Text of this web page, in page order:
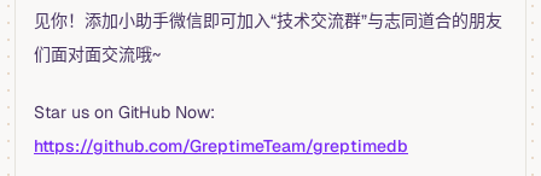
见你！添加小助手微信即可加入“技术交流群”与志同道合的朋友
们面对面交流哦~
Star us on GitHub Now:
https://github.com/GreptimeTeam/greptimedb